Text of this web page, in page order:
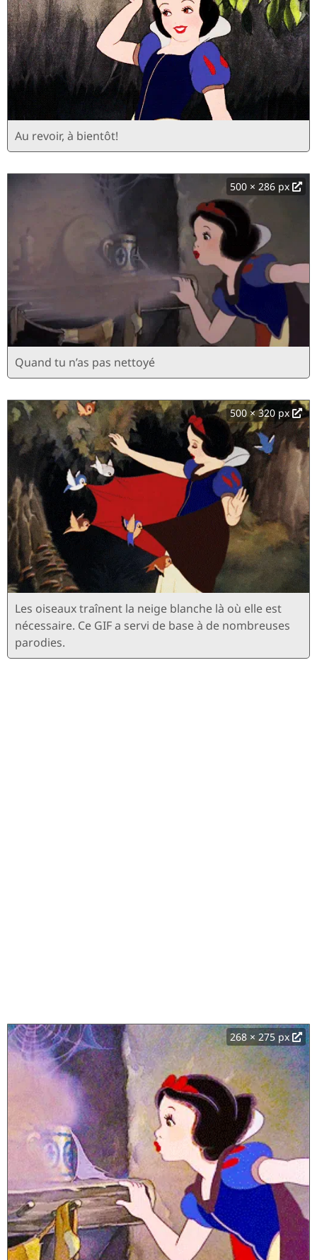
Au revoir, à bientôt!
500 × 286 px
Quand tu n’as pas nettoyé
500 × 320 px
Les oiseaux traînent la neige blanche là où elle est
nécessaire. Ce GIF a servi de base à de nombreuses
parodies.
268 × 275 px